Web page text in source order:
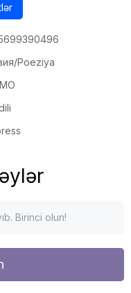
Poeziya
Birinci olun!